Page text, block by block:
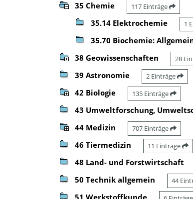
35 Chemie 117 Einträge
35.14 Elektrochemie 1
35.70 Biochemie:
38 Geowissenschaften 28
39 Astronomie 2 Einträge
42 Biologie 135 Einträge
43 Umweltforschung,
44 Medizin 707 Einträge
46 Tiermedizin 11 Einträge
48 Land- und Forstwirtschaft
50 Technik allgemein 44
51 Werkstoffkunde